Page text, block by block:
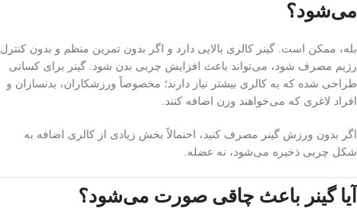
می‌شود؟
بله، ممکن است. گینر کالری بالایی دارد و اگر بدون تمرین منظم و بدون کنترل
رژیم مصرف شود، می‌تواند باعث افزایش چربی بدن شود. گینر برای کسانی
طراحی شده که به کالری بیشتر نیاز دارند؛ مخصوصاً ورزشکاران، بدنسازان و
افراد لاغری که می‌خواهند وزن اضافه کنند.
اگر بدون ورزش گینر مصرف کنید، احتمالاً بخش زیادی از کالری اضافه به
شکل چربی ذخیره می‌شود، نه عضله.
آیا گینر باعث چاقی صورت می‌شود؟